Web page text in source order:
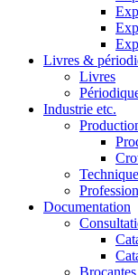
Livres &
Livres
Industrie etc.
Documentation
Brocantes